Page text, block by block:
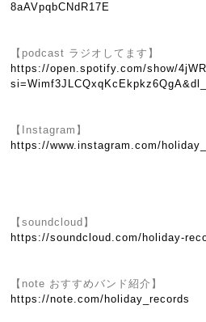
8aAVpqbCNdR17E
【podcast ラジオしてます】
https://open.spotify.com/show/
【Instagram】
https://www.instagram.com/
【soundcloud】
https://soundcloud.com/holiday-
【note おすすめバンド紹介】
https://note.com/holiday_records